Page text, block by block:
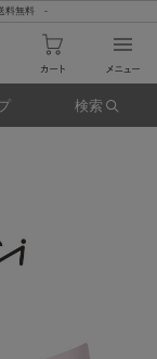
料無料 -
検索